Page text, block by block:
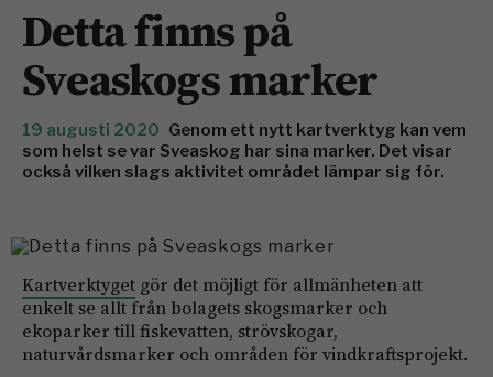
Detta finns på
Sveaskogs marker
19 augusti 2020 Genom ett nytt kartverktyg kan vem
som helst se var Sveaskog har sina marker. Det visar
också vilken slags aktivitet området lämpar sig för.
Kartverktyget gör det möjligt för allmänheten att
enkelt se allt från bolagets skogsmarker och
ekoparker till fiskevatten, strövskogar,
naturvårdsmarker och områden för vindkraftsprojekt.